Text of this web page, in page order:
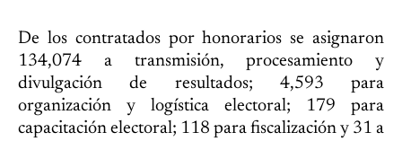
De los contratados por honorarios se asignaron
134,074 a transmisión, procesamiento y
divulgación de resultados; 4,593 para
organización y logística electoral; 179 para
capacitación electoral; 118 para fiscalización y 31 a